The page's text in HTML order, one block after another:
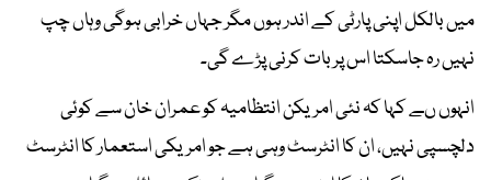
میں بالکل اپنی پارٹی کے اندر ہوں مگر جہاں خرابی ہوگی وہاں چپ
نہیں رہ جاسکتا اس پر بات کرنی پڑے گی۔
انہوں ںے کہا کہ نئی امریکن انتظامیہ کو عمران خان سے کوئی
دلچسپی نہیں، ان کا انٹرسٹ وہی ہے جو امریکی استعمار کا انٹرسٹ